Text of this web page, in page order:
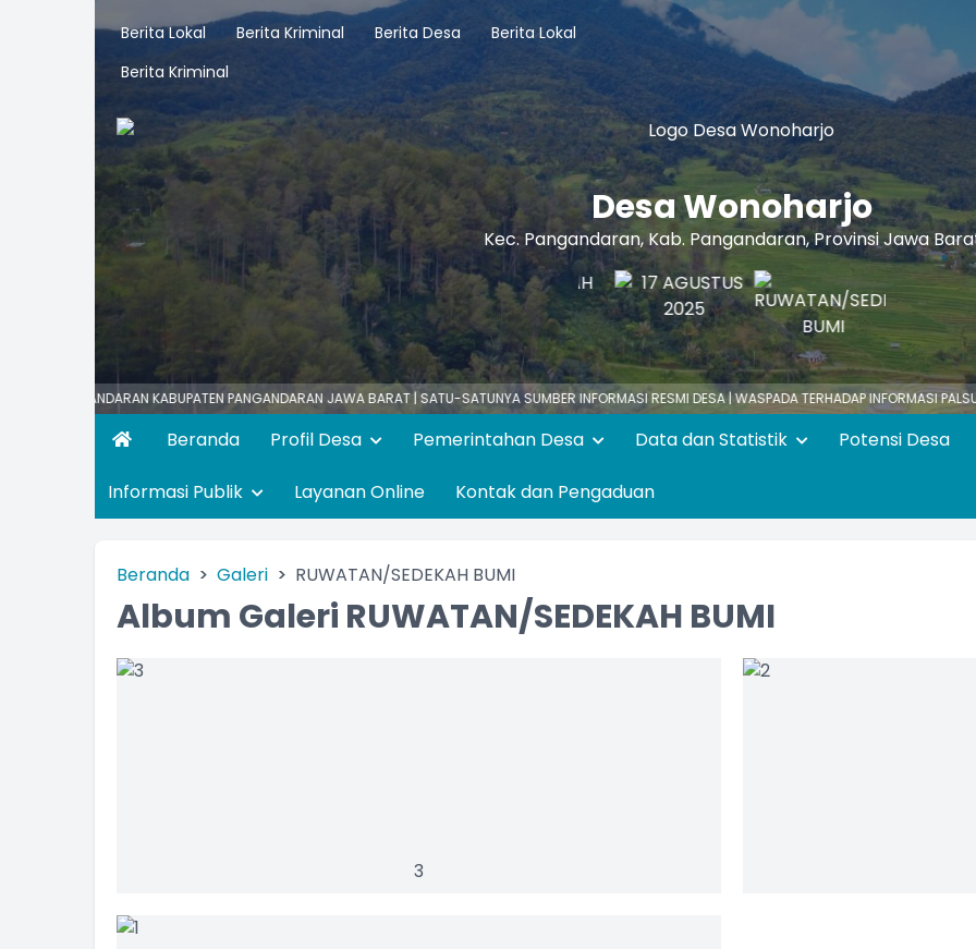
Berita Lokal Berita Kriminal Berita Desa
Berita Lokal
Berita Kriminal
Desa Wonoharjo
Kec. Pangandaran, Kab. Pangandaran, Provinsi Jawa
KABUPATEN PANGANDARAN JAWA BARAT | SATU-SATUNYA SUMBER INFORMASI RESMI DESA | WASPADA TERHADAP INFORMASI PALSU!
Beranda Profil Desa Pemerintahan Desa Data dan Statistik Potensi Desa
Informasi Publik Layanan Online Kontak dan Pengaduan
Beranda Galeri RUWATAN/SEDEKAH BUMI
Album Galeri RUWATAN/SEDEKAH BUMI
3